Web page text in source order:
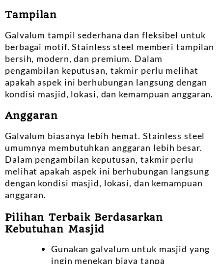
Tampilan
Galvalum tampil sederhana dan fleksibel untuk
berbagai motif. Stainless steel memberi tampilan
bersih, modern, dan premium. Dalam
pengambilan keputusan, takmir perlu melihat
apakah aspek ini berhubungan langsung dengan
kondisi masjid, lokasi, dan kemampuan anggaran.
Anggaran
Galvalum biasanya lebih hemat. Stainless steel
umumnya membutuhkan anggaran lebih besar.
Dalam pengambilan keputusan, takmir perlu
melihat apakah aspek ini berhubungan langsung
dengan kondisi masjid, lokasi, dan kemampuan
anggaran.
Pilihan Terbaik Berdasarkan
Kebutuhan Masjid
Gunakan galvalum untuk masjid yang
ingin menekan biaya tanpa